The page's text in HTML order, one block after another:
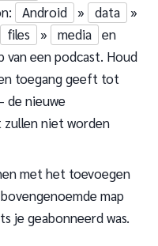
Android » data
»
files » media en
van een podcast. Houd
toegang geeft tot
de nieuwe
zullen niet worden
met het toevoegen
map
je geabonneerd was.